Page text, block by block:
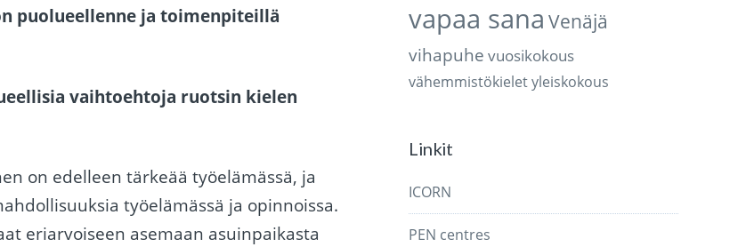
puolueellenne ja toimenpiteillä
vaihtoehtoja ruotsin kielen
on edelleen tärkeää työelämässä, ja
työelämässä ja opinnoissa.
eriarvoiseen asemaan asuinpaikasta
vapaa sana Venäjä
vihapuhe vuosikokous
vähemmistökieletyleiskokous
Linkit
ICORN
PEN centres